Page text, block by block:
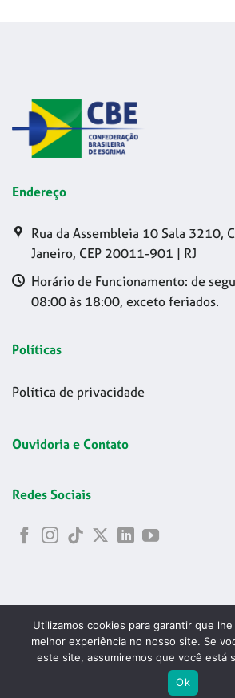
Endereço
Rua da Assembleia 10 Sala 3210,
Janeiro, CEP 20011-901 | RJ
Horário de Funcionamento: de
08:00 às 18:00, exceto feriados.
Políticas
Política de privacidade
Ouvidoria e Contato
Redes Sociais
Copyright 2026 © Codelapa | 2024
Esgrima - CNPJ 42.178.699/
Utilizamos cookies para garantir que
melhor experiência no nosso site. Se
este site, assumiremos que você está
Ok